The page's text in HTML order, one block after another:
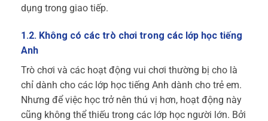
dụng trong giao tiếp.
1.2. Không có các trò chơi trong các lớp học tiếng
Anh
Trò chơi và các hoạt động vui chơi thường bị cho là
chỉ dành cho các lớp học tiếng Anh dành cho trẻ em.
Nhưng để việc học trở nên thú vị hơn, hoạt động này
cũng không thể thiếu trong các lớp học người lớn. Bởi